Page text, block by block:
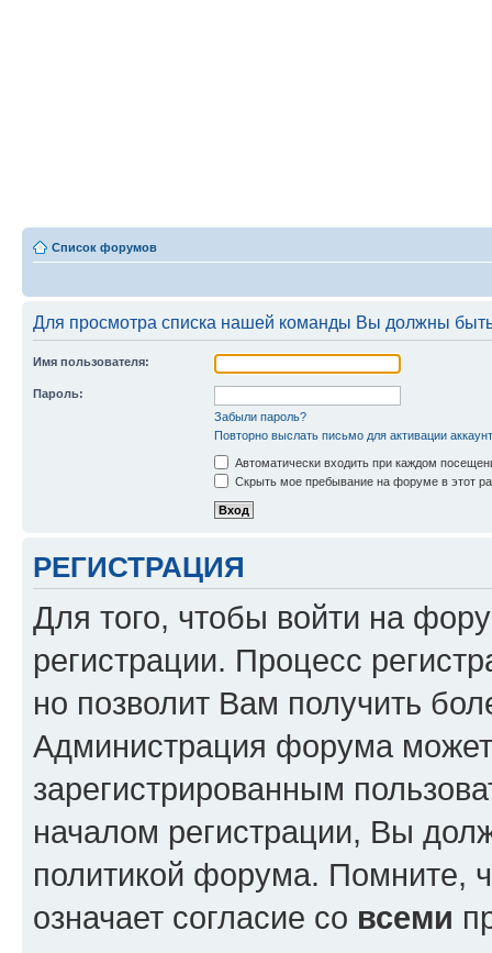
Список форумов
Для просмотра списка нашей команды Вы должны
Имя пользователя:
Пароль:
Забыли пароль?
Повторно выслать письмо для активации
Автоматически входить при каждом
Скрыть мое пребывание на форуме в этот
РЕГИСТРАЦИЯ
Для того, чтобы войти на
регистрации. Процесс
но позволит Вам получить
Администрация форума может
зарегистрированным
началом регистрации, Вы
политикой форума. Помните,
означает согласие со всеми